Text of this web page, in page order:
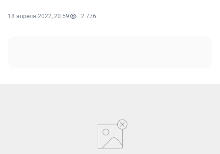
18 апреля 2022, 20:59 2 776